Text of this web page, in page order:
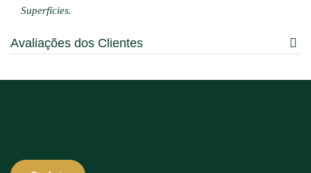
Superfícies.
Avaliações dos Clientes